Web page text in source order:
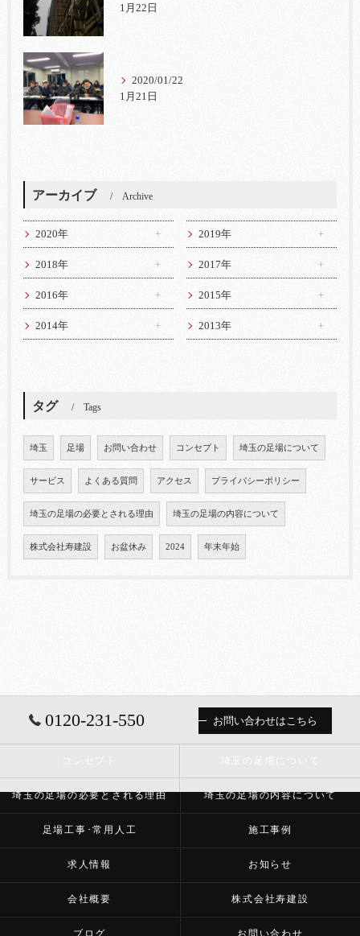
1月22日
2020/01/22
1月21日
アーカイブ Archive
2020年 2019年
2018年 2017年
2016年 2015年
2014年 2013年
タグ Tags
埼玉 足場 お問い合わせ コンセプト 埼玉の足場について
サービス よくある質問 アクセス プライバシーポリシー
埼玉の足場の必要とされる理由 埼玉の足場の内容について
株式会社寿建設 お盆休み 2024 年末年始
0120-231-550 お問い合わせはこちら
埼玉の足場の必要とされる理由 埼玉の足場の内容について
足場工事･常用人工 施工事例
求人情報 お知らせ
会社概要 株式会社寿建設
ブログ お問い合わせ